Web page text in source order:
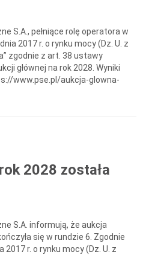
S.A., pełniące rolę operatora w
2017 r. o rynku mocy (Dz. U. z
zgodnie z art. 38 ustawy
głównej na rok 2028. Wyniki
www.pse.pl/aukcja-glowna-
2028 została
S.A. informują, że aukcja
się w rundzie 6. Zgodnie
r. o rynku mocy (Dz. U. z